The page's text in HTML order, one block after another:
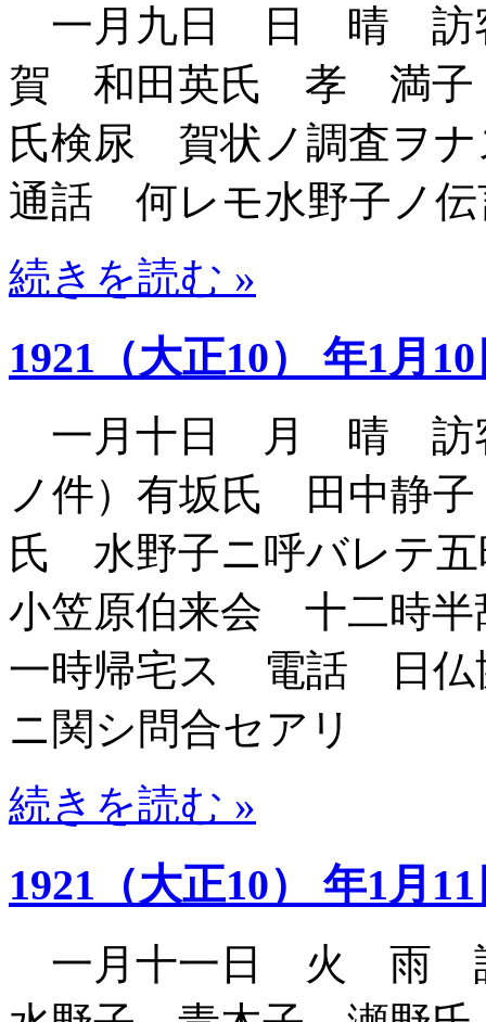
一月九日 日 晴 訪
賀 和田英氏 孝 満子
氏検尿 賀状ノ調査ヲ
通話 何レモ水野子ノ伝
続きを読む »
1921（大正10） 年1月
一月十日 月 晴 訪
ノ件）有坂氏 田中静
氏 水野子ニ呼バレテ
小笠原伯来会 十二時
一時帰宅ス 電話 日仏
ニ関シ問合セアリ
続きを読む »
1921（大正10） 年1月
一月十一日 火 雨